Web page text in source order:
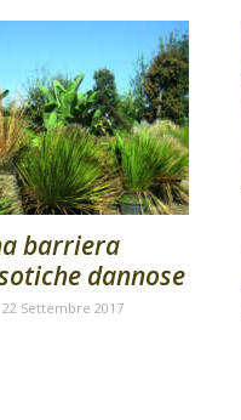
barriera
dannose
22 Settembre 2017